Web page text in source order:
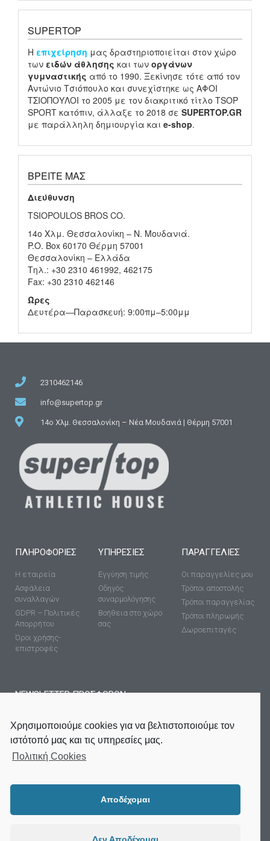
SUPERTOP
H επιχείρηση μας δραστηριοποιείται στον χώρο
των ειδών άθλησης και των οργάνων
γυμναστικής από το 1990. Ξεκίνησε τότε από τον
Αντώνιο Τσιόπουλο και συνεχίστηκε ως ΑΦΟΙ
ΤΣΙΟΠΟΥΛΟΙ το 2005 με τον διακριτικό τίτλο TSOP
SPORT κατόπιν, άλλαξε το 2018 σε SUPERTOP.GR
με παράλληλη δημιουργία και e-shop.
ΒΡΕΊΤΕ ΜΑΣ
Διεύθυνση
TSIOPOULOS BROS CO.
14ο Χλμ. Θεσσαλονίκη – Ν. Μουδανιά.
P.O. Box 60170 Θέρμη 57001
Θεσσαλονίκη – Ελλάδα
Τηλ.: +30 2310 461992, 462175
Fax: +30 2310 462146
Ώρες
Δευτέρα—Παρασκευή: 9:00πμ–5:00μμ
2310462146
info@supertop.gr
14ο Χλμ. Θεσσαλονίκη – Νέα Μουδανιά | Θέρμη 57001
ΠΛΗΡΟΦΟΡΊΕΣ
Η εταιρεία
Ασφάλεια
συναλλαγών
GDPR – Πολιτικές
Απορρήτου
Όροι χρήσης-
επιστροφές
ΥΠΗΡΕΣΊΕΣ
Εγγύηση τιμής
Οδηγός
συναρμολόγησης
Βοήθεια στο χώρο
σας
ΠΑΡΑΓΓΕΛΙΕΣ
Οι παραγγελίες μου
Τρόποι αποστολής
Τρόποι παραγγελίας
Τρόποι πληρωμής
Δωροεπιταγές
NEWSLETTER ΠΡΟΣΦΟΡΩΝ
ΕΓΓΡΑΦΉ
Χρησιμοποιούμε cookies για να βελτιστοποιούμε τον
ιστότοπό μας και τις υπηρεσίες μας.
Πολιτική Cookies
Αποδέχομαι